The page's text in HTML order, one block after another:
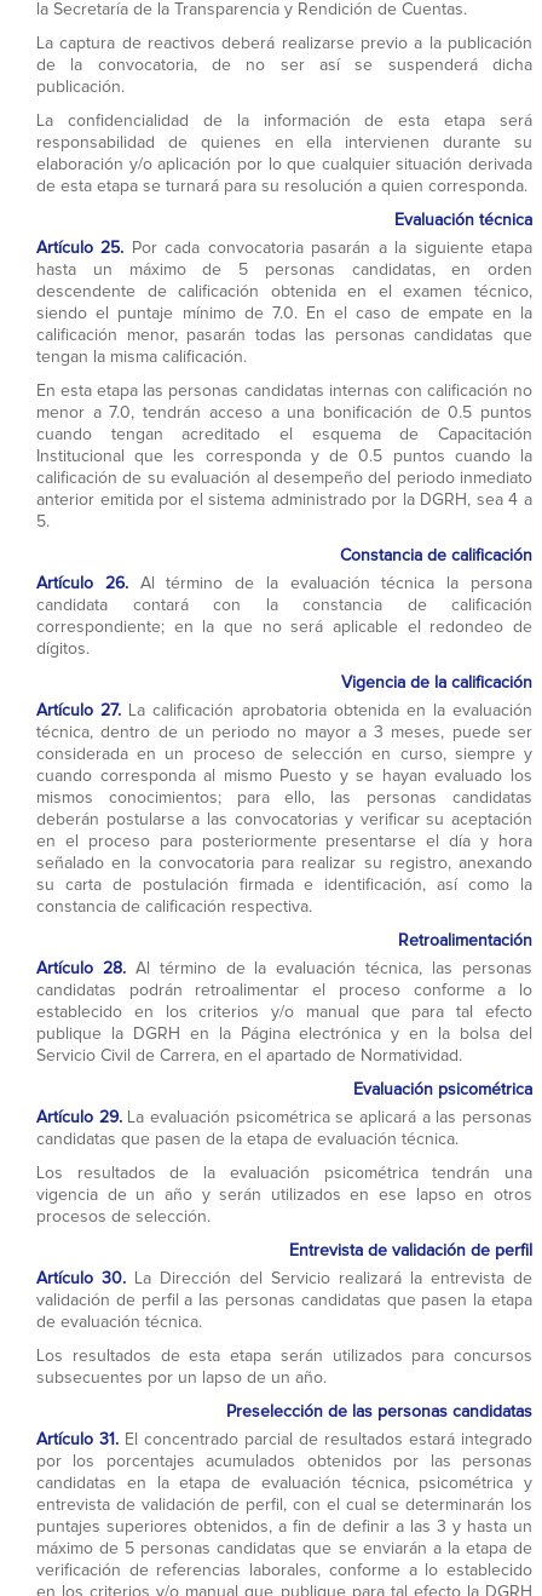
la Secretaría de la Transparencia y Rendición de Cuentas.
La captura de reactivos deberá realizarse previo a la publicación
de la convocatoria, de no ser así se suspenderá dicha
publicación.
La confidencialidad de la información de esta etapa será
responsabilidad de quienes en ella intervienen durante su
elaboración y/o aplicación por lo que cualquier situación derivada
de esta etapa se turnará para su resolución a quien corresponda.
Evaluación técnica
Artículo 25. Por cada convocatoria pasarán a la siguiente etapa
hasta un máximo de 5 personas candidatas, en orden
descendente de calificación obtenida en el examen técnico,
siendo el puntaje mínimo de 7.0. En el caso de empate en la
calificación menor, pasarán todas las personas candidatas que
tengan la misma calificación.
En esta etapa las personas candidatas internas con calificación no
menor a 7.0, tendrán acceso a una bonificación de 0.5 puntos
cuando tengan acreditado el esquema de Capacitación
Institucional que les corresponda y de 0.5 puntos cuando la
calificación de su evaluación al desempeño del periodo inmediato
anterior emitida por el sistema administrado por la DGRH, sea 4 a
5.
Constancia de calificación
Artículo 26.Al término de la evaluación técnica la persona
candidata contará con la constancia de calificación
correspondiente; en la que no será aplicable el redondeo de
dígitos.
Vigencia de la calificación
Artículo 27. La calificación aprobatoria obtenida en la evaluación
técnica, dentro de un periodo no mayor a 3 meses, puede ser
considerada en un proceso de selección en curso, siempre y
cuando corresponda al mismo Puesto y se hayan evaluado los
mismos conocimientos; para ello, las personas candidatas
deberán postularse a las convocatorias y verificar su aceptación
en el proceso para posteriormente presentarse el día y hora
señalado en la convocatoria para realizar su registro, anexando
su carta de postulación firmada e identificación, así como la
constancia de calificación respectiva.
Retroalimentación
Artículo 28.Al término de la evaluación técnica, las personas
candidatas podrán retroalimentar el proceso conforme a lo
establecido en los criterios y/o manual que para tal efecto
publique la DGRH en la Página electrónica y en la bolsa del
Servicio Civil de Carrera, en el apartado de Normatividad.
Evaluación psicométrica
Artículo 29.La evaluación psicométrica se aplicará a las personas
candidatas que pasen de la etapa de evaluación técnica.
Los resultados de la evaluación psicométrica tendrán una
vigencia de un año y serán utilizados en ese lapso en otros
procesos de selección.
Entrevista de validación de perfil
Artículo 30. La Dirección del Servicio realizará la entrevista de
validación de perfil a las personas candidatas que pasen la etapa
de evaluación técnica.
Los resultados de esta etapa serán utilizados para concursos
subsecuentes por un lapso de un año.
Preselección de las personas candidatas
Artículo 31. El concentrado parcial de resultados estará integrado
por los porcentajes acumulados obtenidos por las personas
candidatas en la etapa de evaluación técnica, psicométrica y
entrevista de validación de perfil, con el cual se determinarán los
puntajes superiores obtenidos, a fin de definir a las 3 y hasta un
máximo de 5 personas candidatas que se enviarán a la etapa de
verificación de referencias laborales, conforme a lo establecido
en los criterios y/o manual que publique para tal efecto la DGRH